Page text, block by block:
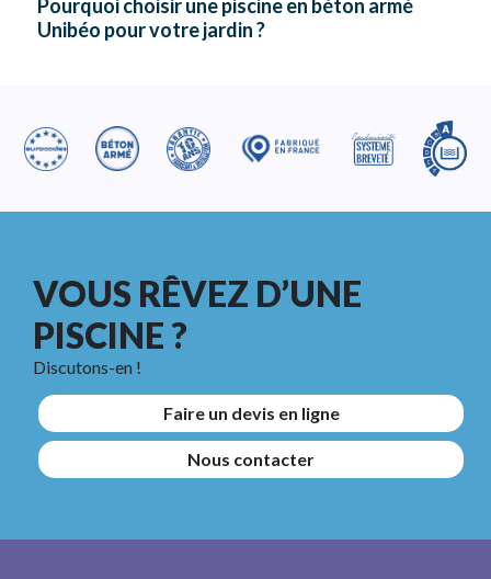
Pourquoi choisir une piscine en béton armé
Unibéo pour votre jardin ?
VOUS RÊVEZ D’UNE
PISCINE ?
Discutons-en !
Faire un devis en ligne
Nous contacter